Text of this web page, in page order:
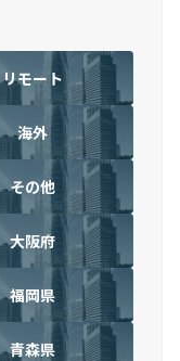
リモート
海外
その他
大阪府
福岡県
青森県